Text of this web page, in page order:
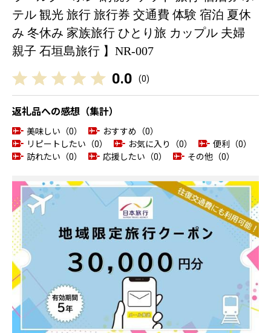
テル 観光 旅行 旅行券 交通費 体験 宿泊 夏休
み 冬休み 家族旅行 ひとり旅 カップル 夫婦
親子 石垣島旅行 】NR-007
0.0 (0)
返礼品への感想（集計）
美味しい（0）
おすすめ（0）
リピートしたい（0）
お気に入り（0）
便利（0）
訪れたい（0）
応援したい（0） その他（0）